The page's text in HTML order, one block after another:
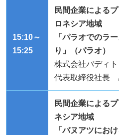
15:10～
15:25
民間企業による
ロネシア地域
「パラオでのラ
り」（パラオ）
株式会社バディト
代表取締役社長
民間企業による
ネシア地域
「バヌアツにお